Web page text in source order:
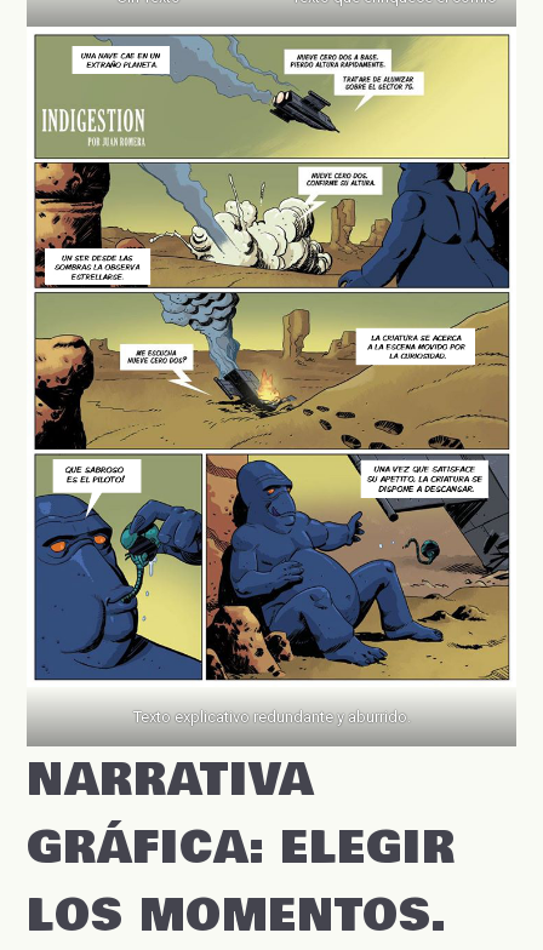
Texto explicativo redundante y aburrido.
NARRATIVA
GRÁFICA: ELEGIR
LOS MOMENTOS.